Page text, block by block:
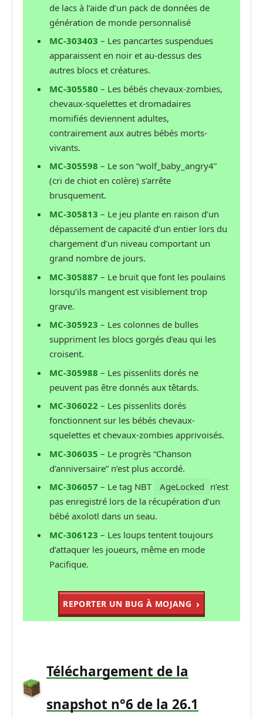
de lacs à l’aide d’un pack de données de
génération de monde personnalisé
MC-303403 – Les pancartes suspendues
apparaissent en noir et au-dessus des
autres blocs et créatures.
MC-305580 – Les bébés chevaux-zombies,
chevaux-squelettes et dromadaires
momifiés deviennent adultes,
contrairement aux autres bébés morts-
vivants.
MC-305598 – Le son “wolf_baby_angry4”
(cri de chiot en colère) s’arrête
brusquement.
MC-305813 – Le jeu plante en raison d’un
dépassement de capacité d’un entier lors du
chargement d’un niveau comportant un
grand nombre de jours.
MC-305887 – Le bruit que font les poulains
lorsqu’ils mangent est visiblement trop
grave.
MC-305923 – Les colonnes de bulles
suppriment les blocs gorgés d’eau qui les
croisent.
MC-305988 – Les pissenlits dorés ne
peuvent pas être donnés aux têtards.
MC-306022 – Les pissenlits dorés
fonctionnent sur les bébés chevaux-
squelettes et chevaux-zombies apprivoisés.
MC-306035 – Le progrès “Chanson
d’anniversaire” n’est plus accordé.
MC-306057 – Le tag NBT AgeLocked n’est
pas enregistré lors de la récupération d’un
bébé axolotl dans un seau.
MC-306123 – Les loups tentent toujours
d’attaquer les joueurs, même en mode
Pacifique.
REPORTER UN BUG À MOJANG
Téléchargement de la
snapshot n°6 de la 26.1